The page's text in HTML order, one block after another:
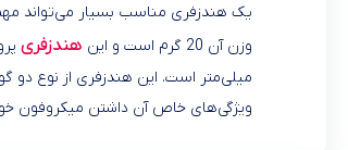
یک هندزفری مناسب بسیار می‌تواند
وزن آن 20 گرم است و این
هندزفری
ویژگی‌های خاص آن داشتن میکروفون